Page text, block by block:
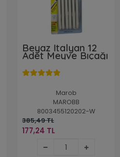
Beyaz İtalyan 12
Adet Meyve Bıçağı
Marob
MAROBB
8003455120202-W
385,49 TL
177,24 TL